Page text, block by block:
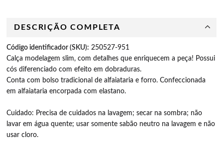
DESCRIÇÃO COMPLETA
Código identificador (SKU): 250527-951
Calça modelagem slim, com detalhes que enriquecem a peça! Possui
cós diferenciado com efeito em dobraduras.
Conta com bolso tradicional de alfaiataria e forro. Confeccionada
em alfaiataria encorpada com elastano.
Cuidado: Precisa de cuidados na lavagem; secar na sombra; não
lavar em água quente; usar somente sabão neutro na lavagem e não
usar cloro.